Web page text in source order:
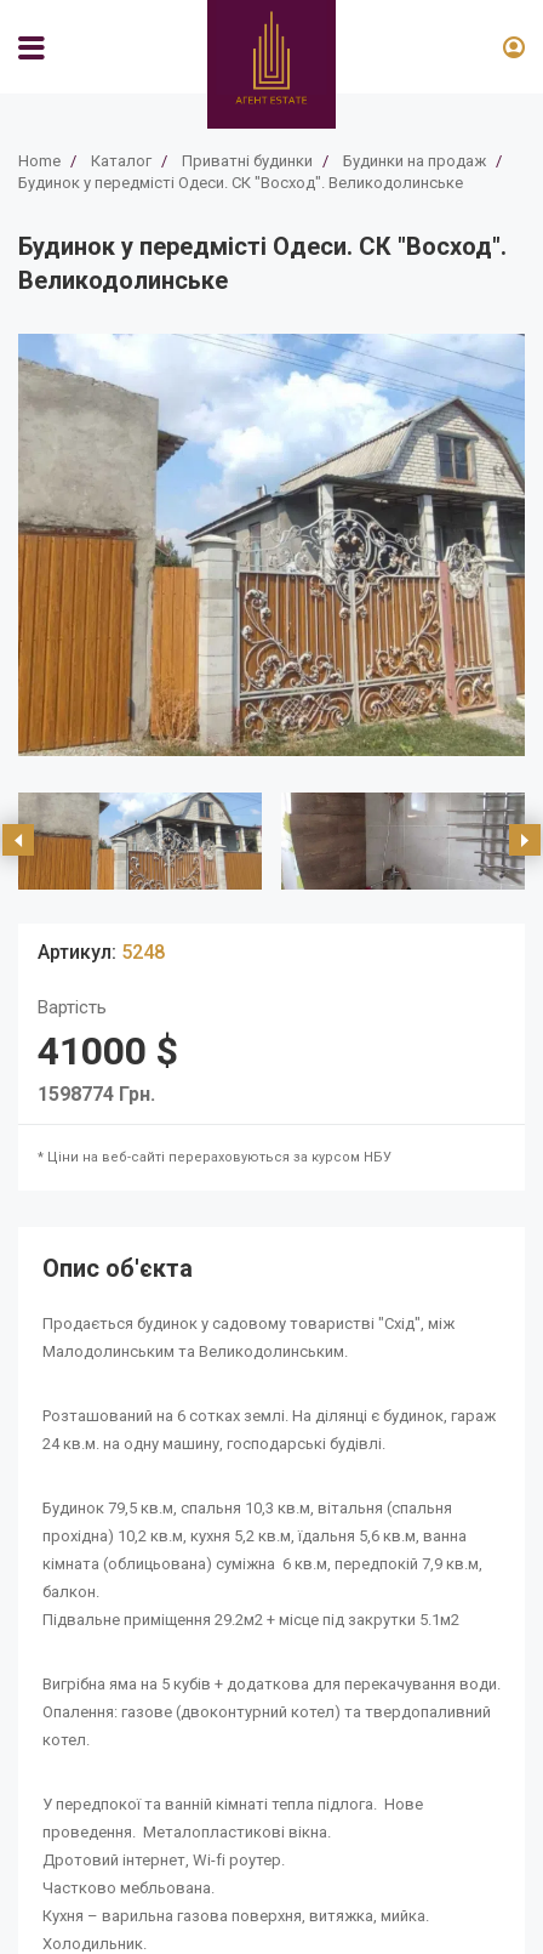
Home / Каталог / Приватні будинки / Будинки на продаж /
Будинок у передмісті Одеси. СК "Восход". Великодолинське
Будинок у передмісті Одеси. СК "Восход".
Великодолинське
Артикул: 5248
Вартість
41000 $
1598774 Грн.
* Ціни на веб-сайті перераховуються за курсом НБУ
Опис об'єкта
Продається будинок у садовому товаристві "Схід", між
Малодолинським та Великодолинським.
Розташований на 6 сотках землі. На ділянці є будинок, гараж
24 кв.м. на одну машину, господарські будівлі.
Будинок 79,5 кв.м, спальня 10,3 кв.м, вітальня (спальня
прохідна) 10,2 кв.м, кухня 5,2 кв.м, їдальня 5,6 кв.м, ванна
кімната (облицьована) суміжна 6 кв.м, передпокій 7,9 кв.м,
балкон.
Підвальне приміщення 29.2м2 + місце під закрутки 5.1м2
Вигрібна яма на 5 кубів + додаткова для перекачування води.
Опалення: газове (двоконтурний котел) та твердопаливний
котел.
У передпокої та ванній кімнаті тепла підлога. Нове
проведення. Металопластикові вікна.
Дротовий інтернет, Wi-fi роутер.
Частково мебльована.
Кухня – варильна газова поверхня, витяжка, мийка.
Холодильник.